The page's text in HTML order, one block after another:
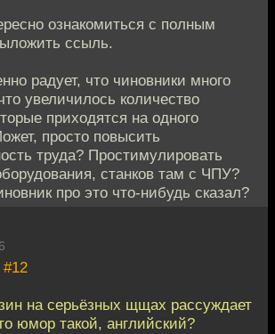
ознакомиться с полным
ссыль.
радует, что чиновники много
увеличилось количество
приходятся на одного
просто повысить
труда? Простимулировать
станков там с ЧПУ?
про это что-нибудь сказал?
#12
на серьёзных щщах рассуждает
юмор такой, английский?